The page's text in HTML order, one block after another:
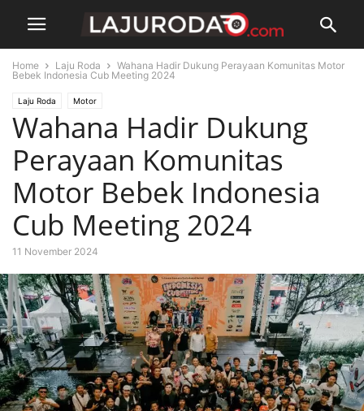
Home Laju Roda
Wahana Hadir Dukung Perayaan Komunitas Motor
Bebek Indonesia Cub Meeting 2024
Laju Roda Motor
Wahana Hadir Dukung
Perayaan Komunitas
Motor Bebek Indonesia
Cub Meeting 2024
11 November 2024